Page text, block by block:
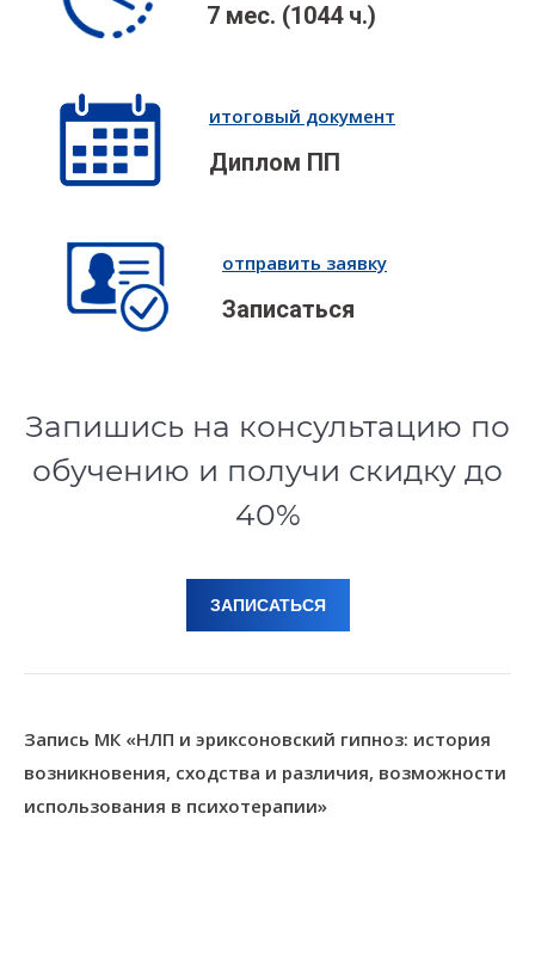
7 мес. (1044 ч.)
итоговый документ
Диплом ПП
отправить заявку
Записаться
Запишись на консультацию по
обучению и получи скидку до
40%
ЗАПИСАТЬСЯ
Запись МК «НЛП и эриксоновский гипноз: история
возникновения, сходства и различия, возможности
использования в психотерапии»